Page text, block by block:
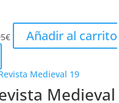
€ Añadir al carrito
Medieval